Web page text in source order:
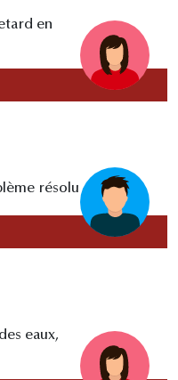
en
résolu
eaux,